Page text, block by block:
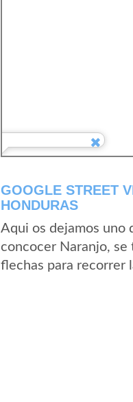
GOOGLE STREET
HONDURAS
Aqui os dejamos uno
concocer Naranjo,
flechas para recorrer